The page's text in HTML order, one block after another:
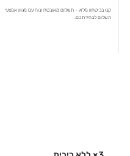
קנו בביטחון מלא – תשלום מאובטח ונוח עם מגוון אמצעי
תשלום לבחירתכם.